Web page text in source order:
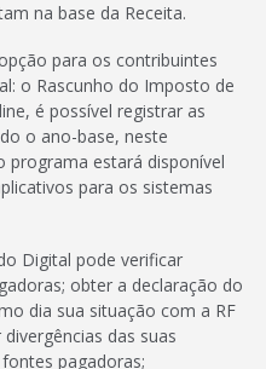
na base da Receita.
para os contribuintes
o Rascunho do Imposto de
é possível registrar as
o ano-base, neste
programa estará disponível
para os sistemas
Digital pode verificar
obter a declaração do
dia sua situação com a RF
das suas
pagadoras;